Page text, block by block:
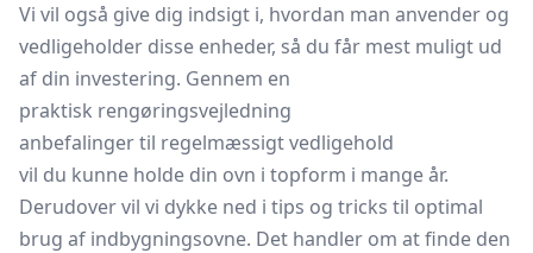
Vi vil også give dig indsigt i, hvordan man anvender og
vedligeholder disse enheder, så du får mest muligt ud
af din investering. Gennem en
praktisk rengøringsvejledning
anbefalinger til regelmæssigt vedligehold
vil du kunne holde din ovn i topform i mange år.
Derudover vil vi dykke ned i tips og tricks til optimal
brug af indbygningsovne. Det handler om at finde den